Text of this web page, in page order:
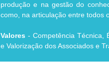
produção e na gestão do
como, na articulação entre todos
Valores - Competência Técnica,
e Valorização dos Associados e